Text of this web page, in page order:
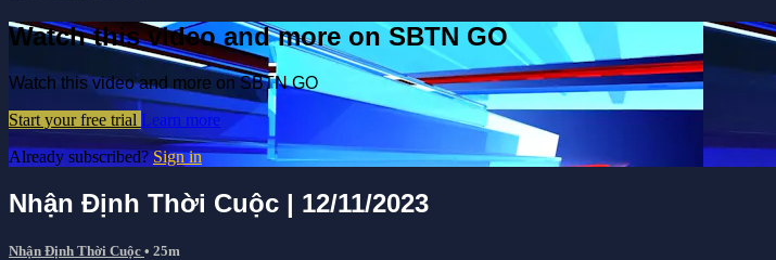
Watch this video and more on SBTN GO
Watch this video and more on SBTN GO
Start your free trial Learn more
Already subscribed?Sign in
Nhận Định Thời Cuộc | 12/11/2023
Nhận Định Thời Cuộc • 25m